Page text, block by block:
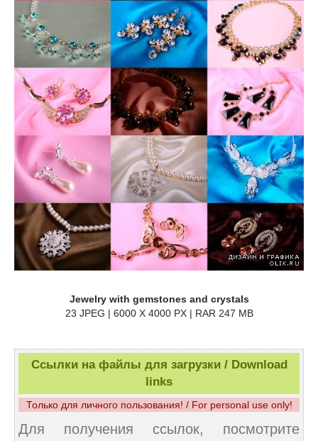
Jewelry with gemstones and crystals
23 JPEG | 6000 X 4000 PX | RAR 247 MB
Ссылки на файлы для загрузки / Download
links
Только для личного пользования! / For personal use only!
Для получения ссылок, посмотрите